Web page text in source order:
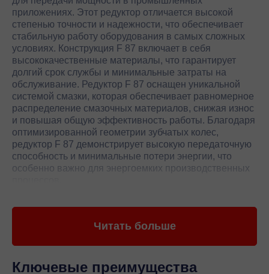
приложениях. Этот редуктор отличается высокой
степенью точности и надежности, что обеспечивает
стабильную работу оборудования в самых сложных
условиях. Конструкция F 87 включает в себя
высококачественные материалы, что гарантирует
долгий срок службы и минимальные затраты на
обслуживание. Редуктор F 87 оснащен уникальной
системой смазки, которая обеспечивает равномерное
распределение смазочных материалов, снижая износ
и повышая общую эффективность работы. Благодаря
оптимизированной геометрии зубчатых колес,
редуктор F 87 демонстрирует высокую передаточную
способность и минимальные потери энергии, что
особенно важно для энергоемких производственных
промышленности, включая металлургию,
различными типами приводов делают его
Читать больше
Ключевые преимущества